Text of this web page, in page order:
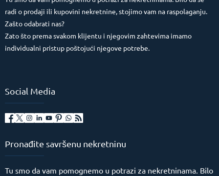
radi o prodaji ili kupovini nekretnine, stojimo vam na raspolaganju.
Zašto odabrati nas?
Zato što prema svakom klijentu i njegovim zahtevima imamo
individualni pristup poštojući njegove potrebe.
Social Media
Pronađite savršenu nekretninu
Tu smo da vam pomognemo u potrazi za nekretninama. Bilo